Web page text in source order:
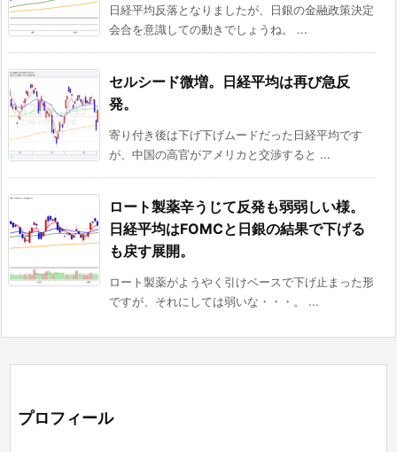
日経平均反落となりましたが、日銀の金融政策決定
会合を意識しての動きでしょうね。 ...
セルシード微増。日経平均は再び急反
発。
寄り付き後は下げ下げムードだった日経平均です
が、中国の高官がアメリカと交渉すると ...
ロート製薬辛うじて反発も弱弱しい様。
日経平均はFOMCと日銀の結果で下げる
も戻す展開。
ロート製薬がようやく引けベースで下げ止まった形
ですが、それにしては弱いな・・・。 ...
プロフィール